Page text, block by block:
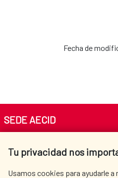
Fecha de
Tu privacidad nos
Usamos cookies para ayudarle
SEDE AECID
Tel. +34 900 20 30 54​​​​​​​